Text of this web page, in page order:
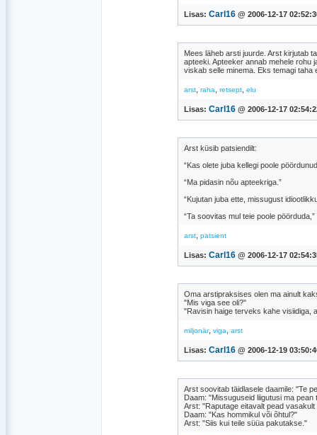
Lisas: Carl16 @ 2006-12-17
Mees läheb arsti juurde. Arst kirjutab
apteeki. Apteeker annab mehele rohu
viskab selle minema. Eks temagi taha
arst raha retsept elu
Lisas: Carl16 @ 2006-12-17
Arst küsib patsiendilt:
“Kas olete juba kellegi poole
“Ma pidasin nõu apteekriga.”
“Kujutan juba ette, missugust
“Ta soovitas mul teie poole
arst patsient
Lisas: Carl16 @ 2006-12-17
Oma arstipraksises olen ma ainult
"Mis viga see oli?"
"Ravisin haige terveks kahe visiidiga,
miljonär, viga arst
Lisas: Carl16 @ 2006-12-19
Arst soovitab täidlasele daamile: "Te
Daam: "Missuguseid liigutusi ma pean
Arst: "Raputage eitavalt pead vasakult
Daam: "Kas hommikul või õhtul?"
Arst: "Siis kui teile süüa pakutakse."